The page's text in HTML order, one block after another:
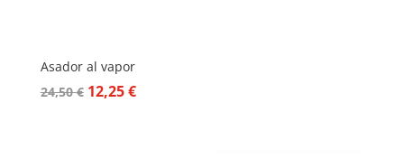
Asador al vapor
24,50€ El
12,25€El